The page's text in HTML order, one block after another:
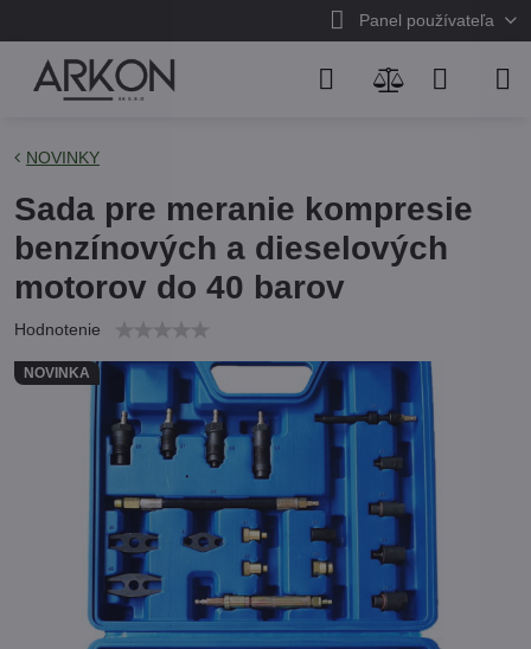
Panel používateľa
NOVINKA
NOVINKY
Sada pre meranie kompresie
benzínových a dieselových
motorov do 40 barov
Hodnotenie